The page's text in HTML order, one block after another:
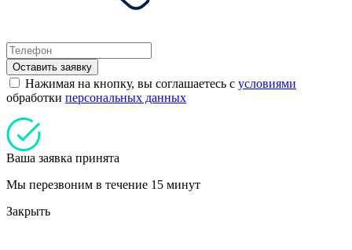
Оставить заявку
Нажимая на кнопку, вы соглашаетесь с условиями
обработки персональных данных
Ваша заявка принята
Мы перезвоним в течение 15 минут
Закрыть